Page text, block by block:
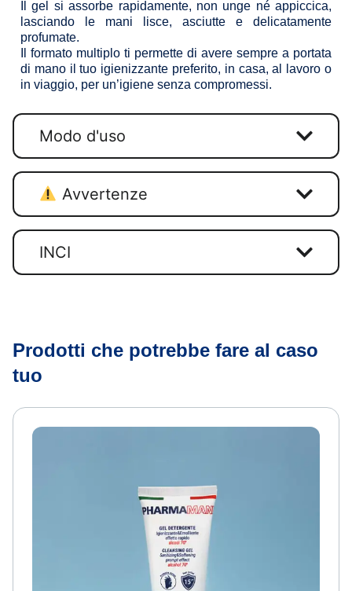
Il gel si assorbe rapidamente, non unge né appiccica,
lasciando le mani lisce, asciutte e delicatamente
profumate.
Il formato multiplo ti permette di avere sempre a portata
di mano il tuo igienizzante preferito, in casa, al lavoro o
in viaggio, per un’igiene senza compromessi.
Modo d'uso
Avvertenze
INCI
Prodotti che potrebbe fare al caso
tuo